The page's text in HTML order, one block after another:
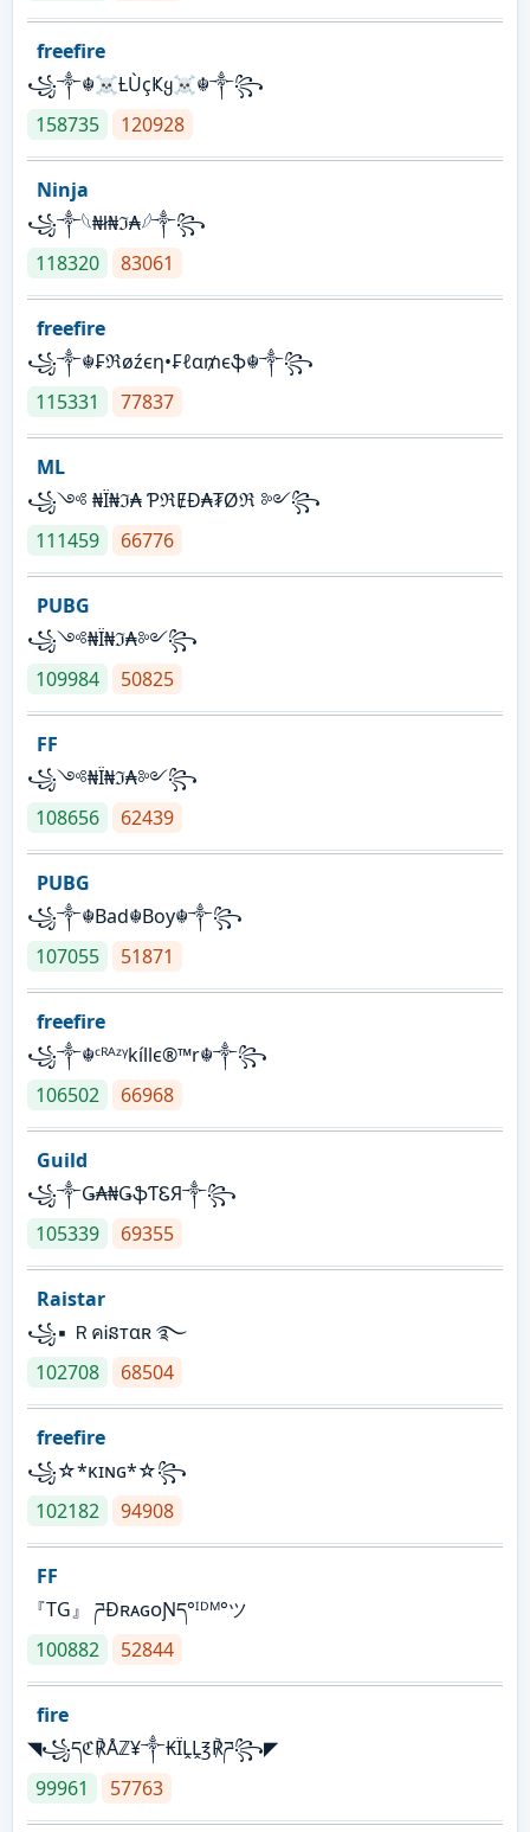
freefire
꧁༒☬☠Ƚ︎ÙçҜყ☠︎☬༒꧂
158735
120928
Ninja
꧁⁣༒𓆩₦ł₦ℑ₳𓆪༒꧂
118320
83061
freefire
꧁༒☬₣ℜøźєη•₣ℓα₥єֆ☬༒꧂
115331
77837
ML
꧁༺ ₦Ї₦ℑ₳ ƤℜɆĐ₳₮Øℜ ༻꧂
111459
66776
PUBG
꧁༺₦Ї₦ℑ₳༻꧂
109984
50825
FF
꧁༺₦Ї₦ℑ₳༻꧂
108656
62439
PUBG
꧁༒☬Bad☬Boy☬༒꧂
107055
51871
freefire
꧁༒☬ᶜᴿᴬᶻᵞkíllє®™r☬༒꧂
106502
66968
Guild
꧁༒Ǥ₳₦ǤֆƬᏋЯ༒꧂
105339
69355
Raistar
꧁▪ ＲคᎥនтαʀ ࿐
102708
68504
freefire
꧁☆*κɪɴɢ*☆꧂
102182
94908
FF
『TG』 ཌĐʀᴀɢᴏƝད°ᴵᴰᴹ°ツ
100882
52844
fire
◥꧁དℭ℟Åℤ¥༒₭ÏḼḼ℥℟ཌ꧂◤
99961
57763